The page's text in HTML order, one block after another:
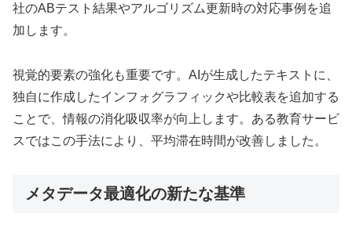
社のABテスト結果やアルゴリズム更新時の対応事例を追
加します。
視覚的要素の強化も重要です。AIが生成したテキストに、
独自に作成したインフォグラフィックや比較表を追加する
ことで、情報の消化吸収率が向上します。ある教育サービ
スではこの手法により、平均滞在時間が改善しました。
メタデータ最適化の新たな基準